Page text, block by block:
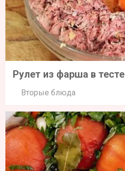
Рулет из фарша в тесте
Вторые блюда